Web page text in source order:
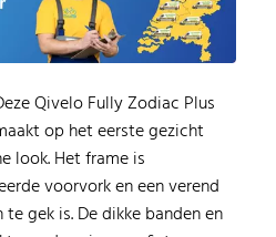
Qivelo Fully Zodiac Plus
op het eerste gezicht
look. Het frame is
voorvork en een verend
gek is. De dikke banden en